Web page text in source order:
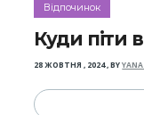
Відпочинок
Куди піти
28 ЖОВТНЯ , 2024,BY